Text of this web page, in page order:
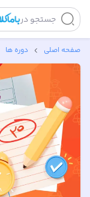
جستجو در
صفحه اصلی دوره ها